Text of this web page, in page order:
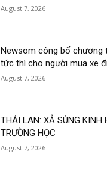
August 7, 2026
Newsom công bố chương
tức thì cho người mua xe
August 7, 2026
THÁI LAN: XẢ SÚNG KINH
TRƯỜNG HỌC
August 7, 2026